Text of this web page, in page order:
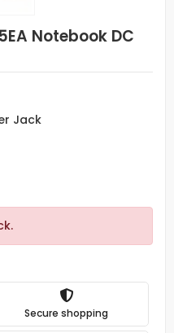
Notebook DC
Jack
Secure shopping